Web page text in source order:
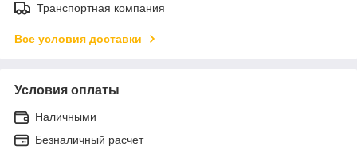
Транспортная компания
Все условия доставки
Условия оплаты
Наличными
Безналичный расчет